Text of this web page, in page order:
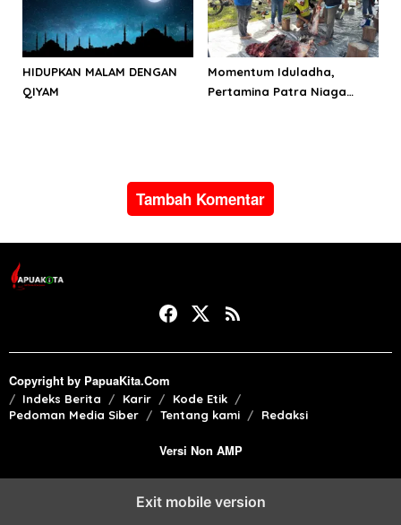
HIDUPKAN MALAM DENGAN
QIYAM
Momentum Iduladha,
Pertamina Patra Niaga
Tambah Komentar
Copyright by PapuaKita.Com
Indeks Berita Karir
Kode Etik
Pedoman Media Siber
Tentang kami Redaksi
Versi Non AMP
Exit mobile version